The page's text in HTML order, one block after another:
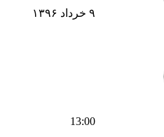
۹ خرداد ۱۳۹۶
13:00